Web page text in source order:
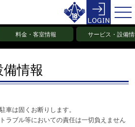
料金・客室情報 サービス・設備
情報
車は固くお断りします。
ラブル等においての責任は一切負えません